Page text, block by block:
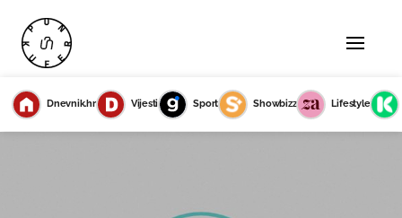
Dnevnik.hr Vijesti Sport Showbizz Lifestyle